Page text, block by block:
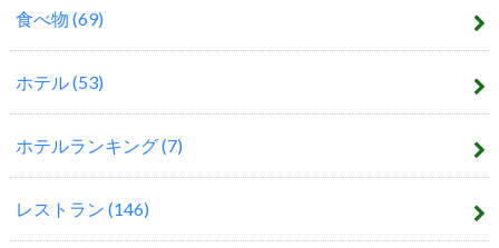
食べ物 (69)
ホテル(53)
ホテルランキング(7)
レストラン (146)